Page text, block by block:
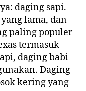
daging sapi.
lama, dan
paling populer
termasuk
daging babi
Daging
kering yang